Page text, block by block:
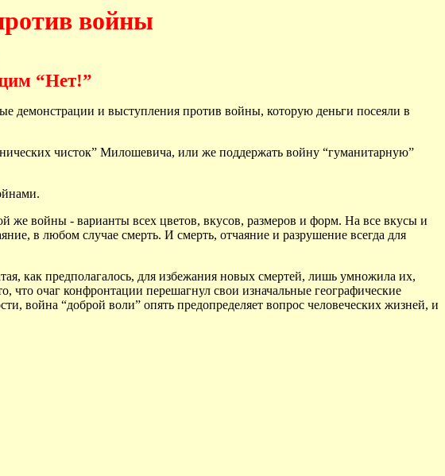
войны
“Нет!”
демонстрации и выступления против войны, которую деньги посеяли в
чисток” Милошевича, или же поддержать войну “гуманитарную”
же войны - варианты всех цветов, вкусов, размеров и форм. На все вкусы и
в любом случае смерть. И смерть, отчаяние и разрушение всегда для
как предполагалось, для избежания новых смертей, лишь умножила их,
что очаг конфронтации перешагнул свои изначальные географические
война “доброй воли” опять предопределяет вопрос человеческих жизней, и